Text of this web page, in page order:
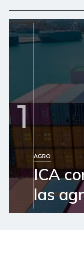
1
AGRO
ICA
las